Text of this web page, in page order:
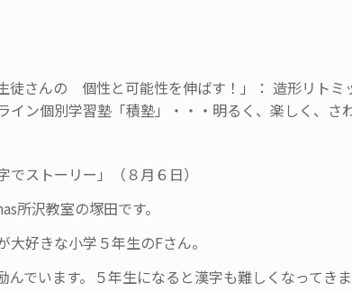
徒さんの 個性と可能性を伸ばす！」： 造形リト
イン個別学習塾「積塾」・・・明るく、楽しく、さ
ストーリー」（８月６日）
所沢教室の塚田です。
好きな小学５年生のFさん。
んでいます。５年生になると漢字も難しくなってき